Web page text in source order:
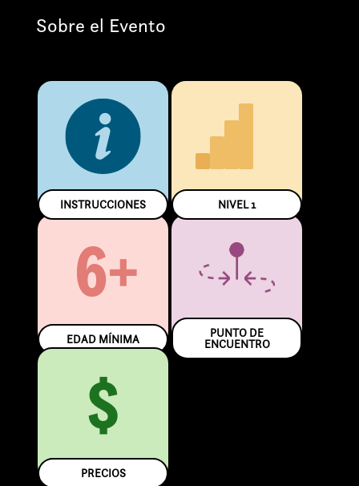
Sobre el Evento
INSTRUCCIONES NIVEL1
6+
EDAD MÍNIMA PUNTO DE
ENCUENTRO
$
PRECIOS